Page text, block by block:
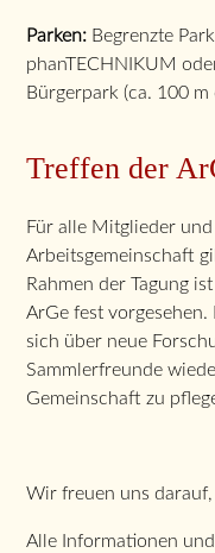
Parken: Begrenzte
phanTECHNIKUM
Bürgerpark (ca. 100 m
Treffen der
Für alle Mitglieder
Arbeitsgemeinschaft
Rahmen der Tagung
ArGe fest vorgesehen.
sich über neue
Sammlerfreunde
Gemeinschaft zu
Wir freuen uns
Alle Informationen